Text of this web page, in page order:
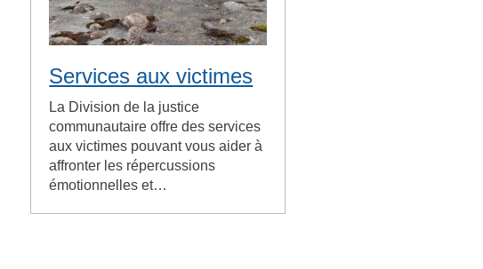
Services aux victimes
La Division de la justice
communautaire offre des services
aux victimes pouvant vous aider à
affronter les répercussions
émotionnelles et…